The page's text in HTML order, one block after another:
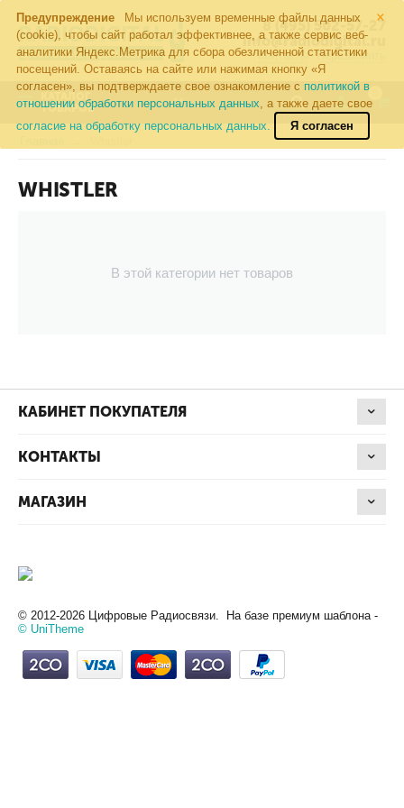
×
Предупреждение
Мы используем временные файлы данных
(cookie), чтобы сайт работал эффективнее, а также сервис веб-
аналитики Яндекс.Метрика для сбора обезличенной статистики
посещений. Оставаясь на сайте или нажимая кнопку «Я
согласен», вы подтверждаете свое ознакомление с политикой в
отношении обработки персональных данных, а также даете свое
согласие на обработку персональных данных.
Я согласен
8 (495) 502-57-27
info@radiodigital.ru
Контакты Перезвонить
КАТАЛОГ
ТОВАРОВ
WHISTLER
В этой категории нет товаров
КАБИНЕТ ПОКУПАТЕЛЯ
КОНТАКТЫ
МАГАЗИН
© 2012-2026 Цифровые Радиосвязи. На базе премиум шаблона -
© UniTheme